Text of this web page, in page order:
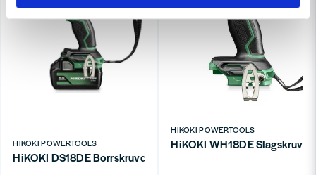
HIKOKI POWERTOOLS
HiKOKI DS18DE Borrskruvdragare 18V HCS (2x5,0ah)
HIKOKI POWERTOOLS
HiKOKI WH18DE